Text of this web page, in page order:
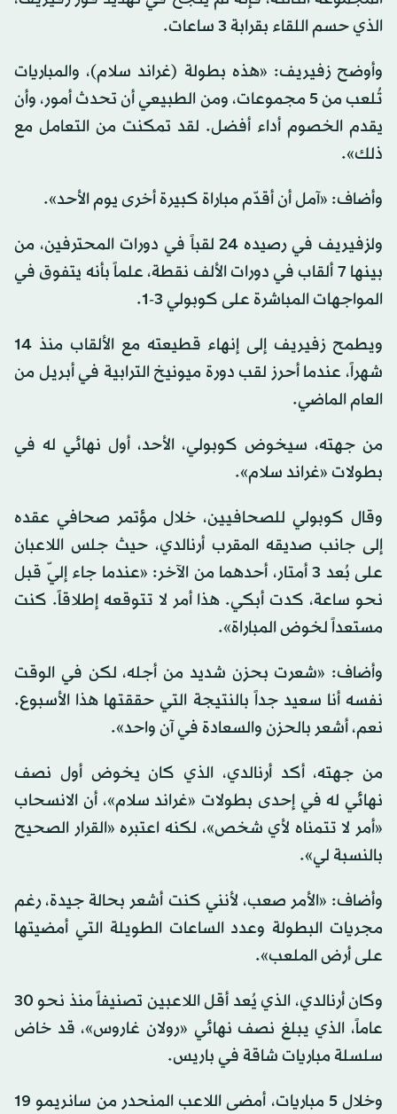
الذي حسم اللقاء بقرابة 3 ساعات.
وأوضح زفيريف: «هذه بطولة (غراند سلام)، والمباريات
تُلعب من 5 مجموعات، ومن الطبيعي أن تحدث أمور، وأن
يقدم الخصوم أداء أفضل. لقد تمكنت من التعامل مع
ذلك».
وأضاف: «آمل أن أقدّم مباراة كبيرة أخرى يوم الأحد».
ولزفيريف في رصيده 24 لقباً في دورات المحترفين، من
بينها 7 ألقاب في دورات الألف نقطة، علماً بأنه يتفوق في
المواجهات المباشرة على كوبولي 3-1.
ويطمح زفيريف إلى إنهاء قطيعته مع الألقاب منذ 14
شهراً، عندما أحرز لقب دورة ميونيخ الترابية في أبريل من
العام الماضي.
من جهته، سيخوض كوبولي، الأحد، أول نهائي له في
بطولات «غراند سلام».
وقال كوبولي للصحافيين، خلال مؤتمر صحافي عقده
إلى جانب صديقه المقرب أرنالدي، حيث جلس اللاعبان
على بُعد 3 أمتار، أحدهما من الآخر: «عندما جاء إليّ قبل
نحو ساعة، كدت أبكي. هذا أمر لا تتوقعه إطلاقاً. كنت
مستعداً لخوض المباراة».
وأضاف: «شعرت بحزن شديد من أجله، لكن في الوقت
نفسه أنا سعيد جداً بالنتيجة التي حققتها هذا الأسبوع.
نعم، أشعر بالحزن والسعادة في آن واحد».
من جهته، أكد أرنالدي، الذي كان يخوض أول نصف
نهائي له في إحدى بطولات «غراند سلام»، أن الانسحاب
«أمر لا تتمناه لأي شخص»، لكنه اعتبره «القرار الصحيح
بالنسبة لي».
وأضاف: «الأمر صعب، لأنني كنت أشعر بحالة جيدة، رغم
مجريات البطولة وعدد الساعات الطويلة التي أمضيتها
على أرض الملعب».
وكان أرنالدي، الذي يُعد أقل اللاعبين تصنيفاً منذ نحو 30
عاماً، الذي يبلغ نصف نهائي «رولان غاروس»، قد خاض
سلسلة مباريات شاقة في باريس.
وخلال 5 مباريات، أمضى اللاعب المنحدر من سانريمو 19